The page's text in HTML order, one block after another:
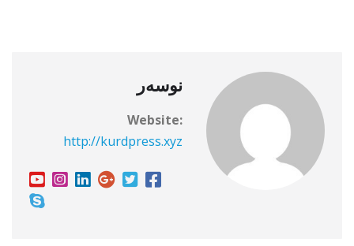
نوسەر
Website:
http://kurdpress.xyz